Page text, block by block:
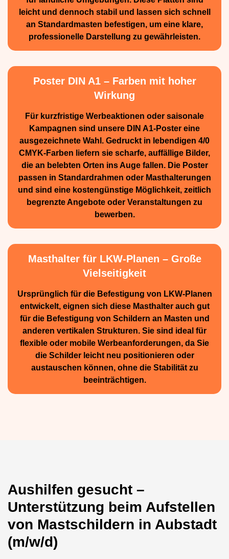
leicht und dennoch stabil und lassen sich schnell
an Standard­masten befestigen, um eine klare,
professionelle Darstellung zu gewährleisten.
Poster DIN A1 – Farben mit hoher
Wirkung
Für kurzfristige Werbe­aktionen oder saisonale
Kampagnen sind unsere DIN A1-Poster eine
ausge­zeichnete Wahl. Gedruckt in lebendigen 4/0
CMYK-Farben liefern sie scharfe, auffällige Bilder,
die an belebten Orten ins Auge fallen. Die Poster
passen in Standardrahmen oder Masthalterungen
und sind eine kostengünstige Möglichkeit, zeitlich
begrenzte Angebote oder Veranstaltungen zu
bewerben.
Masthalter für LKW-Planen – Große
Vielseitigkeit
Ursprünglich für die Be­festigung von LKW-Planen
entwickelt, eignen sich diese Masthalter auch gut
für die Befestigung von Schildern an Masten und
anderen vertikalen Strukturen. Sie sind ideal für
flexible oder mobile Werbean­forderungen, da Sie
die Schilder leicht neu positio­nieren oder
austauschen können, ohne die Stabilität zu
beeinträchtigen.
Aushilfen gesucht –
Unterstützung beim Aufstellen
von Mastschildern in Aubstadt
(m/w/d)